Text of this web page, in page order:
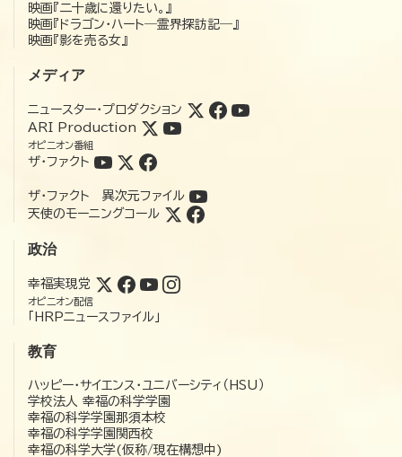
映画『二十歳に還りたい。』
映画『ドラゴン・ハート―霊界探訪記―』
映画『影を売る女』
メディア
ニュースター・プロダクション
ARI Production
オピニオン番組
ザ・ファクト
ザ・ファクト 異次元ファイル
天使のモーニングコール
政治
幸福実現党
オピニオン配信
「HRPニュースファイル」
教育
ハッピー・サイエンス・ユニバーシティ（HSU）
学校法人 幸福の科学学園
幸福の科学学園那須本校
幸福の科学学園関西校
幸福の科学大学(仮称/現在構想中)